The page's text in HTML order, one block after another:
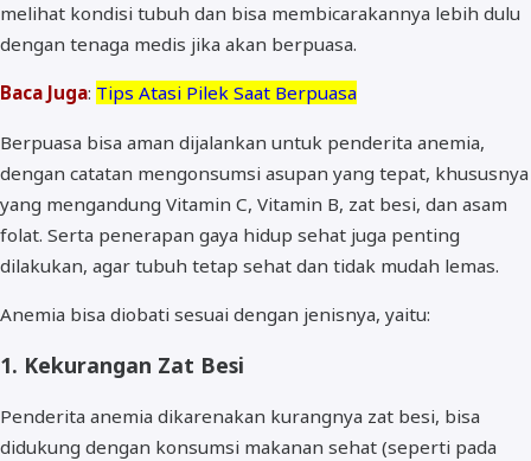
melihat kondisi tubuh dan bisa membicarakannya lebih dulu
dengan tenaga medis jika akan berpuasa.
Baca Juga: Tips Atasi Pilek Saat Berpuasa
Berpuasa bisa aman dijalankan untuk penderita anemia,
dengan catatan mengonsumsi asupan yang tepat, khususnya
yang mengandung Vitamin C, Vitamin B, zat besi, dan asam
folat. Serta penerapan gaya hidup sehat juga penting
dilakukan, agar tubuh tetap sehat dan tidak mudah lemas.
Anemia bisa diobati sesuai dengan jenisnya, yaitu:
1. Kekurangan Zat Besi
Penderita anemia dikarenakan kurangnya zat besi, bisa
didukung dengan konsumsi makanan sehat (seperti pada